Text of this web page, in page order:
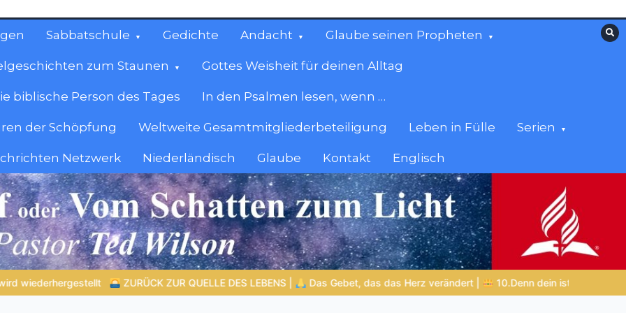
Sabbatschule Gedichte Andacht Glaube seinen Propheten
zum Staunen Gottes Weisheit für deinen Alltag
biblische Person des Tages In den Psalmen lesen, wenn …
der Schöpfung Weltweite Gesamtmitgliederbeteiligung Leben in Fülle Serien
Netzwerk Niederländisch Glaube Kontakt Englisch
| Das Gebet, das das Herz verändert | 10.Denn dein ist das Reich und die Kraft und die Herrlichkeit in Ewigkeit